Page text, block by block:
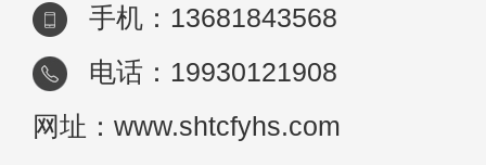
手机：13681843568
电话：19930121908
网址：www.shtcfyhs.com